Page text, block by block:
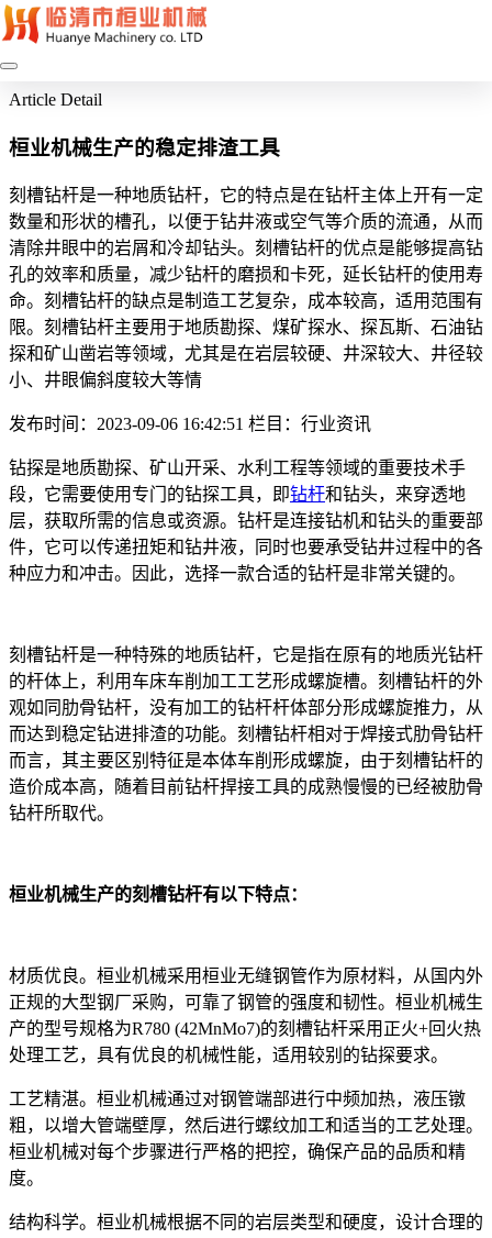
Article Detail
桓业机械生产的稳定排渣工具
刻槽钻杆是一种地质钻杆，它的特点是在钻杆主体上开有一定
数量和形状的槽孔，以便于钻井液或空气等介质的流通，从而
清除井眼中的岩屑和冷却钻头。刻槽钻杆的优点是能够提高钻
孔的效率和质量，减少钻杆的磨损和卡死，延长钻杆的使用寿
命。刻槽钻杆的缺点是制造工艺复杂，成本较高，适用范围有
限。刻槽钻杆主要用于地质勘探、煤矿探水、探瓦斯、石油钻
探和矿山凿岩等领域，尤其是在岩层较硬、井深较大、井径较
小、井眼偏斜度较大等情
发布时间：2023-09-06 16:42:51 栏目：行业资讯
钻探是地质勘探、矿山开采、水利工程等领域的重要技术手
段，它需要使用专门的钻探工具，即钻杆和钻头，来穿透地
层，获取所需的信息或资源。钻杆是连接钻机和钻头的重要部
件，它可以传递扭矩和钻井液，同时也要承受钻井过程中的各
种应力和冲击。因此，选择一款合适的钻杆是非常关键的。
刻槽钻杆是一种特殊的地质钻杆，它是指在原有的地质光钻杆
的杆体上，利用车床车削加工工艺形成螺旋槽。刻槽钻杆的外
观如同肋骨钻杆，没有加工的钻杆杆体部分形成螺旋推力，从
而达到稳定钻进排渣的功能。刻槽钻杆相对于焊接式肋骨钻杆
而言，其主要区别特征是本体车削形成螺旋，由于刻槽钻杆的
造价成本高，随着目前钻杆捍接工具的成熟慢慢的已经被肋骨
钻杆所取代。
桓业机械生产的刻槽钻杆有以下特点：
材质优良。桓业机械采用桓业无缝钢管作为原材料，从国内外
正规的大型钢厂采购，可靠了钢管的强度和韧性。桓业机械生
产的型号规格为R780 (42MnMo7)的刻槽钻杆采用正火+回火热
处理工艺，具有优良的机械性能，适用较别的钻探要求。
工艺精湛。桓业机械通过对钢管端部进行中频加热，液压镦
粗，以增大管端壁厚，然后进行螺纹加工和适当的工艺处理。
桓业机械对每个步骤进行严格的把控，确保产品的品质和精
度。
结构科学。桓业机械根据不同的岩层类型和硬度，设计合理的